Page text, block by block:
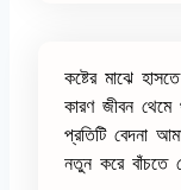
কষ্টের মাঝে
কারণ জীবন
প্রতিটি বেদনা
নতুন করে বাঁচতে